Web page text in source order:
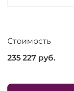
Стоимость
235 227 руб.